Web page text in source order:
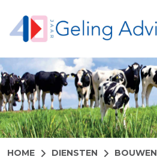
HOME DIENSTEN BOUWEN